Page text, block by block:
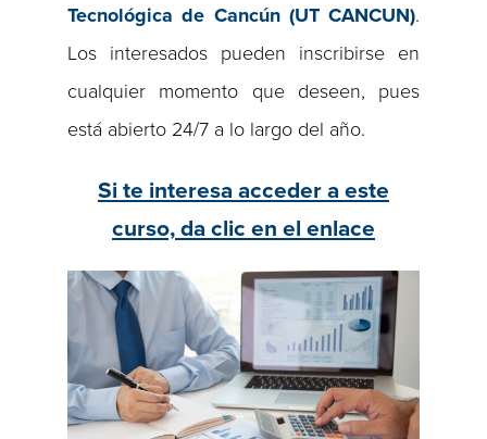
Tecnológica de Cancún (UT CANCUN).
Los interesados pueden inscribirse en
cualquier momento que deseen, pues
está abierto 24/7 a lo largo del año.
Si te interesa acceder a este
curso, da clic en el enlace